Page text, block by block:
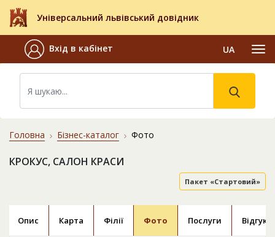
Універсальний львівський довідник
Вхід в кабінет UA
Головна Бізнес-каталог Фото
КРОКУС, САЛОН КРАСИ
Пакет «Стартовий»
Опис Карта Філії Фото Послуги Відгуки